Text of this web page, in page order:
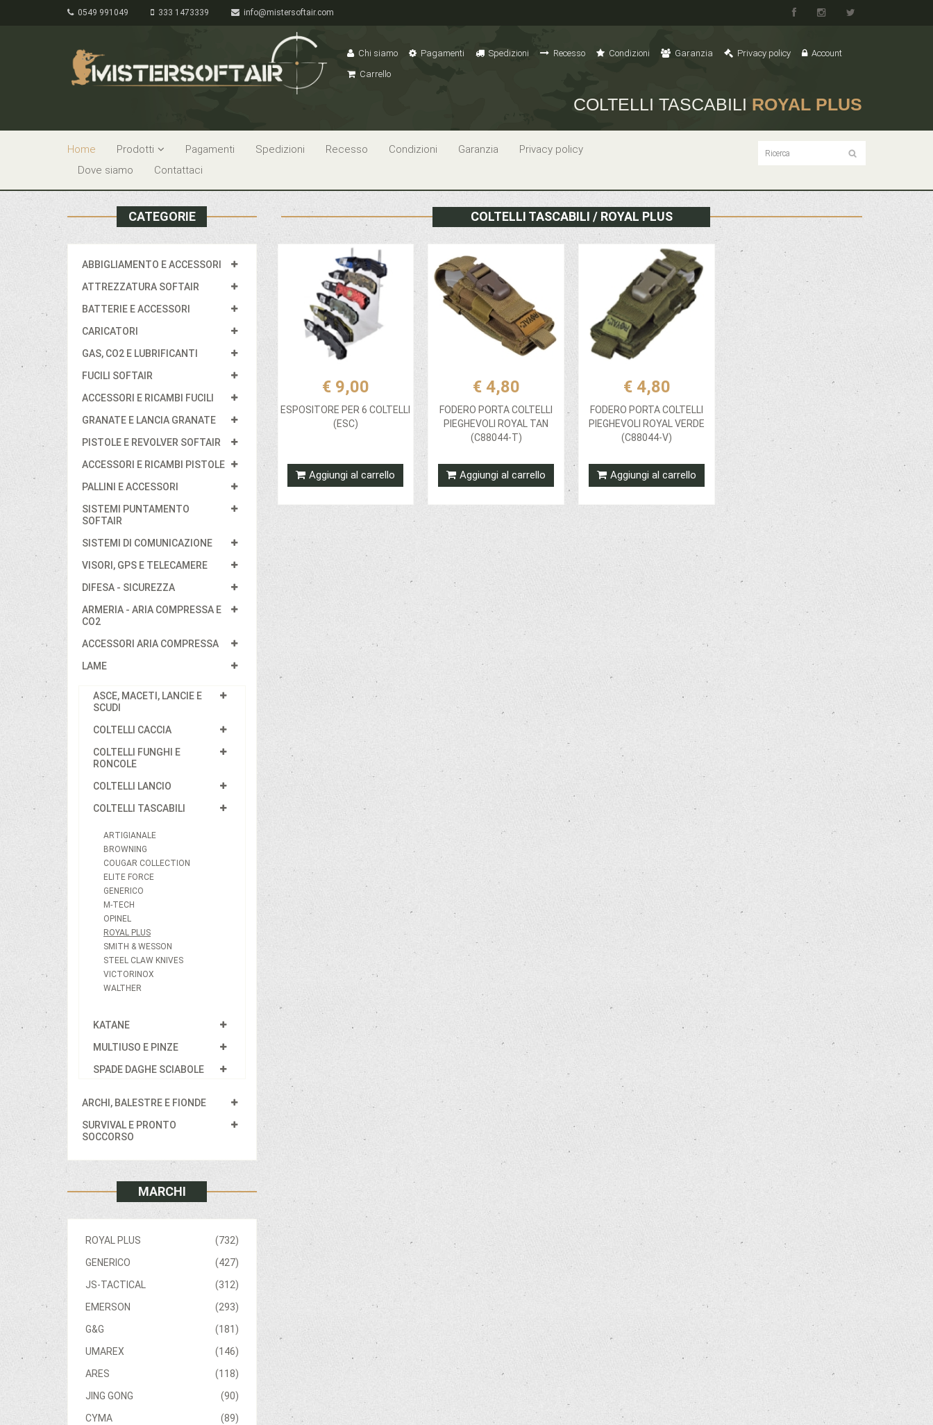
0549 991049 333 1473339 info@mistersoftair.com
Chi siamo Pagamenti Spedizioni Recesso Condizioni Garanzia Privacy policy
Account
Carrello
COLTELLI TASCABILI ROYAL PLUS
Home Prodotti Pagamenti Spedizioni Recesso Condizioni Garanzia
Privacy policy
Dove siamo
Contattaci
CATEGORIE
ABBIGLIAMENTO E ACCESSORI
ATTREZZATURA SOFTAIR
BATTERIE E ACCESSORI
CARICATORI
GAS, CO2 E LUBRIFICANTI
FUCILI SOFTAIR
ACCESSORI E RICAMBI FUCILI
GRANATE E LANCIA GRANATE
PISTOLE E REVOLVER SOFTAIR
ACCESSORI E RICAMBI PISTOLE
PALLINI E ACCESSORI
SISTEMI PUNTAMENTO
SOFTAIR
SISTEMI DI COMUNICAZIONE
VISORI, GPS E TELECAMERE
DIFESA - SICUREZZA
ARMERIA - ARIA COMPRESSA E
CO2
ACCESSORI ARIA COMPRESSA
LAME
ASCE, MACETI, LANCIE E
SCUDI
COLTELLI CACCIA
COLTELLI FUNGHI E
RONCOLE
COLTELLI LANCIO
COLTELLI TASCABILI
ARTIGIANALE
BROWNING
COUGAR COLLECTION
ELITE FORCE
GENERICO
M-TECH
OPINEL
ROYAL PLUS
SMITH & WESSON
STEEL CLAW KNIVES
VICTORINOX
WALTHER
KATANE
MULTIUSO E PINZE
SPADE DAGHE SCIABOLE
ARCHI, BALESTRE E FIONDE
SURVIVAL E PRONTO
SOCCORSO
MARCHI
(732)
ROYAL PLUS
(427)
GENERICO
(312)
JS-TACTICAL
(293)
EMERSON
(181)
G&G
(146)
UMAREX
(118)
ARES
(90)
JING GONG
(89)
CYMA
COLTELLI TASCABILI / ROYAL PLUS
€ 9,00
ESPOSITORE PER 6 COLTELLI
(ESC)
Aggiungi al carrello
€ 4,80
FODERO PORTA COLTELLI
PIEGHEVOLI ROYAL TAN
(C88044-T)
Aggiungi al carrello
€ 4,80
FODERO PORTA COLTELLI
PIEGHEVOLI ROYAL VERDE
(C88044-V)
Aggiungi al carrello